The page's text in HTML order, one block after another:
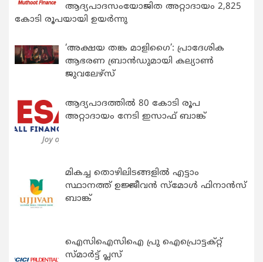
ആദ്യപാദസംയോജിത അറ്റാദായം 2,825
കോടി രൂപയായി ഉയർന്നു
‘അക്ഷയ തങ്ക മാളിഗൈ’: പ്രാദേശിക
ആഭരണ ബ്രാന്‍ഡുമായി കല്യാണ്‍
ജുവലേഴ്‌സ്
ആദ്യപാദത്തിൽ 80 കോടി രൂപ
അറ്റാദായം നേടി ഇസാഫ് ബാങ്ക്
മികച്ച തൊഴിലിടങ്ങളിൽ എട്ടാം
സ്ഥാനത്ത് ഉജ്ജീവൻ സ്മോൾ ഫിനാൻസ്
ബാങ്ക്
ഐസിഐസിഐ പ്രു ഐപ്രൊട്ടക്റ്റ്
സ്മാർട്ട് പ്ലസ്